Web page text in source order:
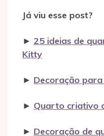
Já viu esse post?
► 25 ideias de
Kitty
► Decoração
► Quarto criativo
► Decoração de